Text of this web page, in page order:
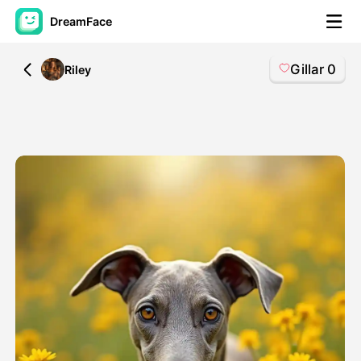
DreamFace
AI-verktøy
AI Video
Andre verktøy
Se alle verktøy
Maler
All
Riley Gillar 0